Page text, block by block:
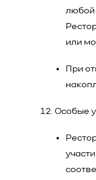
любой
или
При
Особые